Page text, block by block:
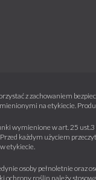
z zachowaniem
na etykiecie.
wymienione w art. 25
każdym użyciem
etykiecie.
osoby pełnoletnie oraz
ochrony roślin należy